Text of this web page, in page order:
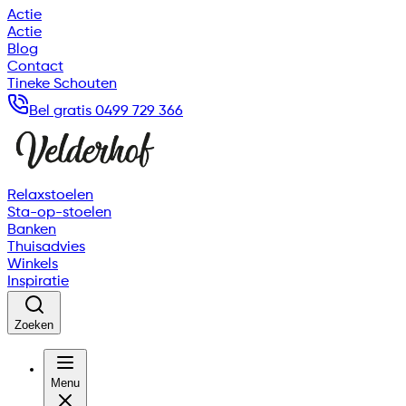
Actie
Actie
Blog
Contact
Tineke Schouten
Bel gratis 0499 729 366
Relaxstoelen
Sta-op-stoelen
Banken
Thuisadvies
Winkels
Inspiratie
Zoeken
Menu